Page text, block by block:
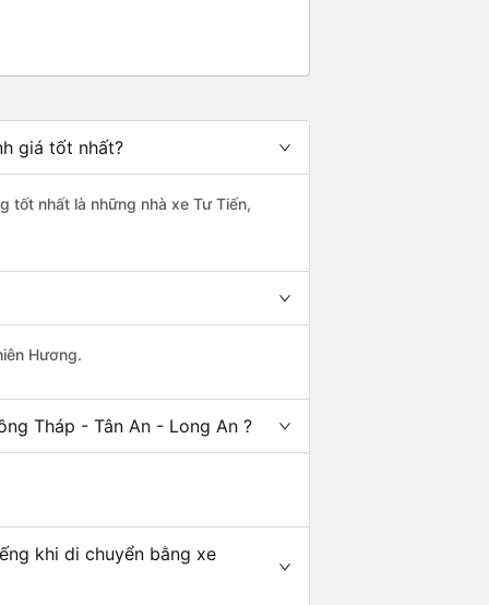
giá tốt nhất?
tốt nhất là những nhà xe Tư Tiến,
Hương.
Tháp - Tân An - Long An ?
khi di chuyển bằng xe